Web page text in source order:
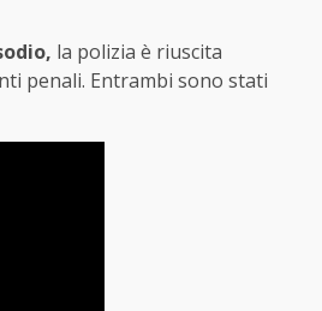
la polizia è riuscita
penali. Entrambi sono stati